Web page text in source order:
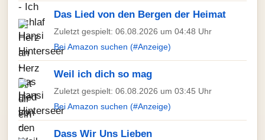
Das Lied von den Bergen der Heimat
Zuletzt gespielt: 06.08.2026 um 04:48 Uhr
Bei Amazon suchen (#Anzeige)
Weil ich dich so mag
Zuletzt gespielt: 06.08.2026 um 03:45 Uhr
Bei Amazon suchen (#Anzeige)
Dass Wir Uns Lieben